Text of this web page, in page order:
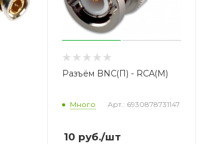
Разъём BNC(П) - RCA(М)
Много Арт.: 6930878731147
10 руб./шт